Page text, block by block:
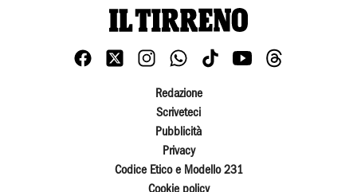
Redazione
Scriveteci
Pubblicità
Privacy
Codice Etico e Modello 231
Cookie policy